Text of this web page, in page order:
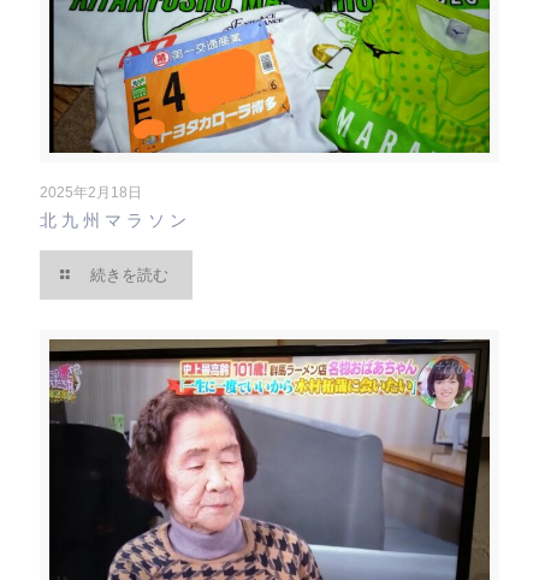
2025年2月18日
北九州マラソン
続きを読む